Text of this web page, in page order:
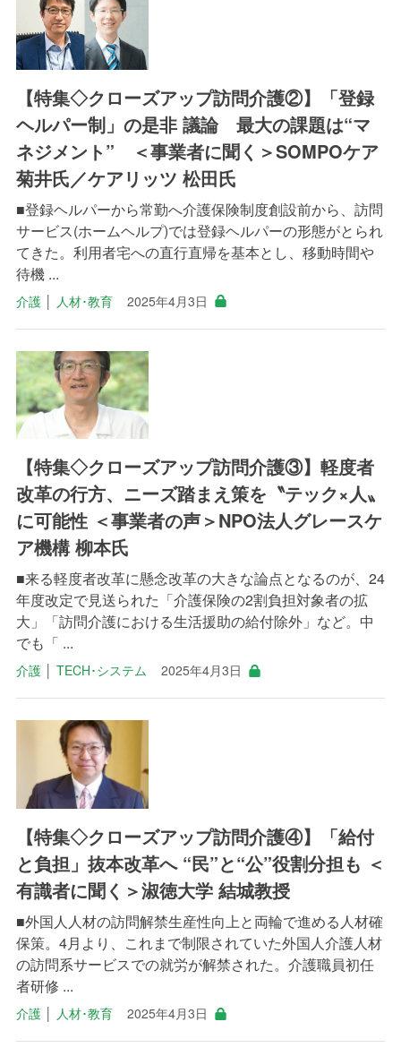
【特集◇クローズアップ訪問介護②】「登録
ヘルパー制」の是非 議論 最大の課題は“マ
ネジメント” ＜事業者に聞く＞SOMPOケア
菊井氏／ケアリッツ 松田氏
■登録ヘルパーから常勤へ介護保険制度創設前から、訪問
サービス(ホームヘルプ)では登録ヘルパーの形態がとられ
てきた。利用者宅への直行直帰を基本とし、移動時間や
待機 ...
介護│ 人材･教育 2025年4月3日
【特集◇クローズアップ訪問介護③】軽度者
改革の行方、ニーズ踏まえ策を〝テック×人〟
に可能性 ＜事業者の声＞NPO法人グレースケ
ア機構 柳本氏
■来る軽度者改革に懸念改革の大きな論点となるのが、24
年度改定で見送られた「介護保険の2割負担対象者の拡
大」「訪問介護における生活援助の給付除外」など。中
でも「 ...
介護│ TECH･システム 2025年4月3日
【特集◇クローズアップ訪問介護④】「給付
と負担」抜本改革へ “民”と“公”役割分担も ＜
有識者に聞く＞淑徳大学 結城教授
■外国人人材の訪問解禁生産性向上と両輪で進める人材確
保策。4月より、これまで制限されていた外国人介護人材
の訪問系サービスでの就労が解禁された。介護職員初任
者研修 ...
介護│ 人材･教育 2025年4月3日